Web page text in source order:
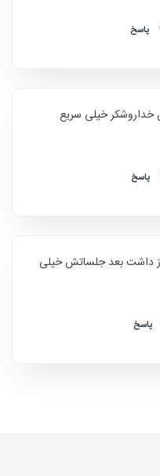
پاسخ
خداروشکر خیلی سریع
پاسخ
داشت بعد جلساتش خیلی
پاسخ